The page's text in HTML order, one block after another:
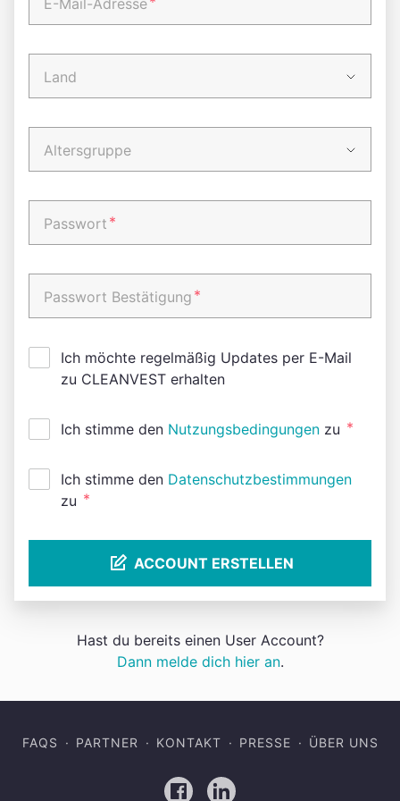
E-Mail-Adresse
Land
Altersgruppe
Passwort *
Passwort Bestätigung *
Ich möchte regelmäßig Updates per E-Mail
zu CLEANVEST erhalten
Ich stimme den Nutzungsbedingungen zu *
Ich stimme den Datenschutzbestimmungen
zu *
ACCOUNT ERSTELLEN
Hast du bereits einen User Account?
Dann melde dich hier an.
FAQS PARTNER KONTAKT PRESSE ÜBER UNS